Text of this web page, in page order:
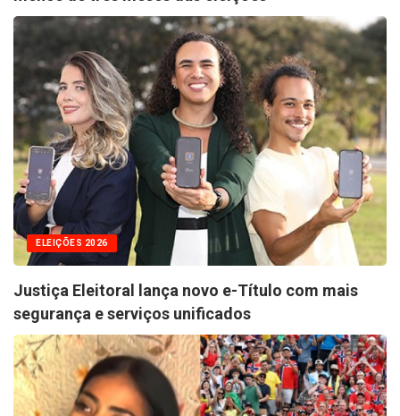
ELEIÇÕES 2026
Justiça Eleitoral lança novo e-Título com mais
segurança e serviços unificados